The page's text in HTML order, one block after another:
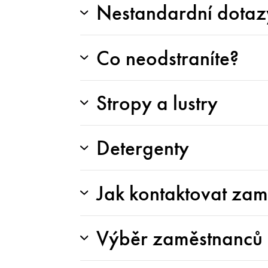
Nestandardní
Co neodstraníte?
Stropy a lustry
Detergenty
Jak kontaktovat
Výběr zaměstnanců